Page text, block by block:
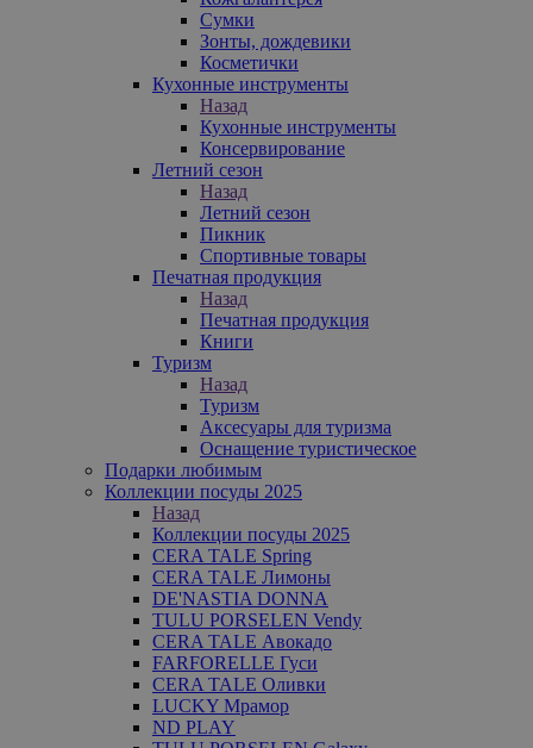
Сумки
Зонты, дождевики
Косметички
Кухонные инструменты
Назад
Кухонные инструменты
Консервирование
Летний сезон
Назад
Летний сезон
Пикник
Спортивные товары
Печатная продукция
Назад
Печатная продукция
Книги
Туризм
Назад
Туризм
Аксесуары для туризма
Оснащение туристическое
Подарки любимым
Коллекции посуды 2025
Назад
Коллекции посуды 2025
CERA TALE Spring
CERA TALE Лимоны
DE'NASTIA DONNA
TULU PORSELEN Vendy
CERA TALE Авокадо
FARFORELLE Гуси
CERA TALE Оливки
LUCKY Мрамор
ND PLAY